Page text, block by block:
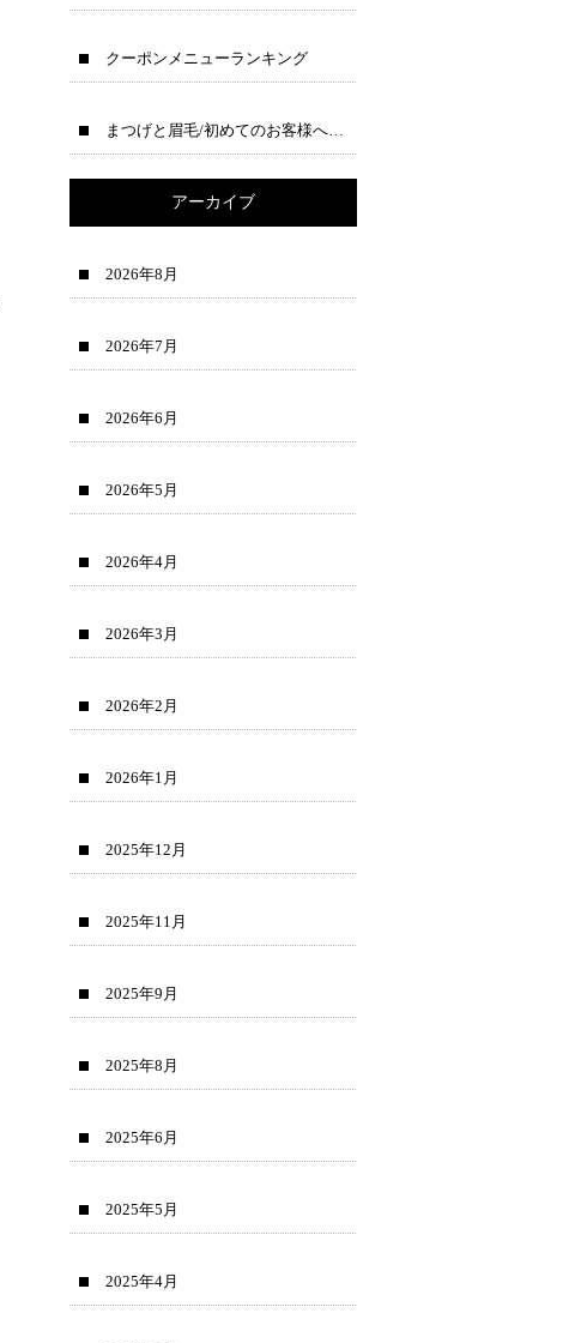
クーポンメニューランキング
まつげと眉毛/初めてのお客様へ→公式ラインで先に相談できます♪
アーカイブ
2026年8月
2026年7月
2026年6月
2026年5月
2026年4月
2026年3月
2026年2月
2026年1月
2025年12月
2025年11月
2025年9月
2025年8月
2025年6月
2025年5月
2025年4月